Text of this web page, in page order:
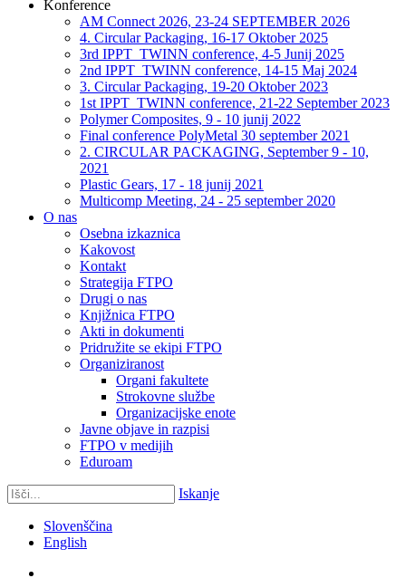
Konference
AM Connect 2026, 23-24 SEPTEMBER 2026
4. Circular Packaging, 16-17 Oktober 2025
3rd IPPT_TWINN conference, 4-5 Junij 2025
2nd IPPT_TWINN conference, 14-15 Maj 2024
3. Circular Packaging, 19-20 Oktober 2023
1st IPPT_TWINN conference, 21-22 September 2023
Polymer Composites, 9 - 10 junij 2022
Final conference PolyMetal 30 september 2021
2. CIRCULAR PACKAGING, September 9 - 10,
2021
Plastic Gears, 17 - 18 junij 2021
Multicomp Meeting, 24 - 25 september 2020
O nas
Osebna izkaznica
Kakovost
Kontakt
Strategija FTPO
Drugi o nas
Knjižnica FTPO
Akti in dokumenti
Pridružite se ekipi FTPO
Organiziranost
Organi fakultete
Strokovne službe
Organizacijske enote
Javne objave in razpisi
FTPO v medijih
Eduroam
Iskanje
Slovenščina
English